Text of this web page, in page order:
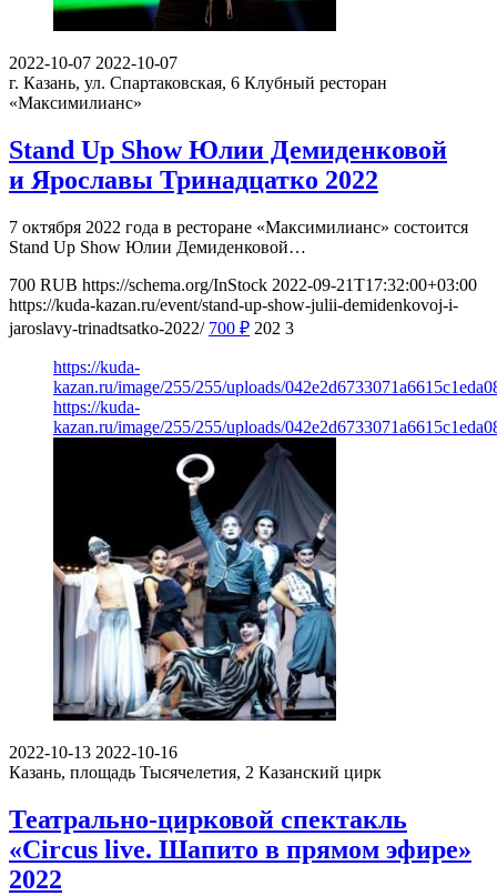
2022-10-07 2022-10-07
г. Казань, ул. Спартаковская, 6 Клубный ресторан
«Максимилианс»
Stand Up Show Юлии Демиденковой
и Ярославы Тринадцатко 2022
7 октября 2022 года в ресторане «Максимилианс» состоится
Stand Up Show Юлии Демиденковой…
700 RUB https://schema.org/InStock 2022-09-21T17:32:00+03:00
https://kuda-kazan.ru/event/stand-up-show-julii-demidenkovoj-i-
jaroslavy-trinadtsatko-2022/ 700 ₽ 202 3
https://kuda-
kazan.ru/image/255/255/uploads/
https://kuda-
kazan.ru/image/255/255/uploads/
2022-10-13 2022-10-16
Казань, площадь Тысячелетия, 2 Казанский цирк
Театрально-цирковой спектакль
«Circus live. Шапито в прямом эфире»
2022